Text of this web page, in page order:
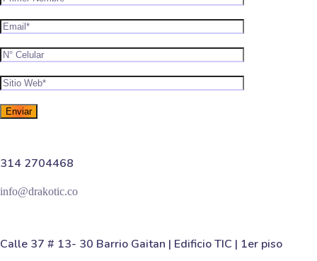
314 2704468
info@drakotic.co
Calle 37 # 13- 30 Barrio Gaitan | Edificio TIC | 1er piso